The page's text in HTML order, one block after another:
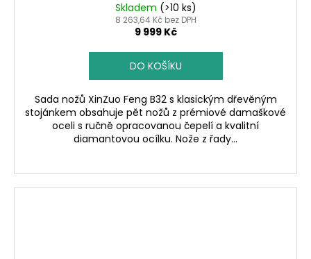
Skladem (>10 ks)
8 263,64 Kč bez DPH
9 999 Kč
DO KOŠÍKU
Sada nožů XinZuo Feng B32 s klasickým dřevěným
stojánkem obsahuje pět nožů z prémiové damaškové
oceli s ručně opracovanou čepelí a kvalitní
diamantovou ocílku. Nože z řady...